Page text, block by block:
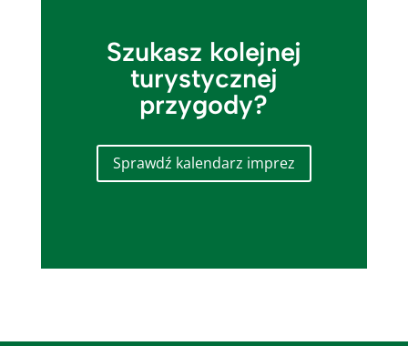
Szukasz kolejnej
turystycznej
przygody?
Sprawdź kalendarz imprez